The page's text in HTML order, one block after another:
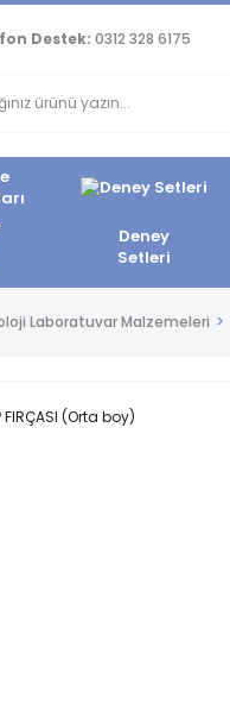
Destek: 0312 328 6175
Deney
Setleri
Laboratuvar Malzemeleri